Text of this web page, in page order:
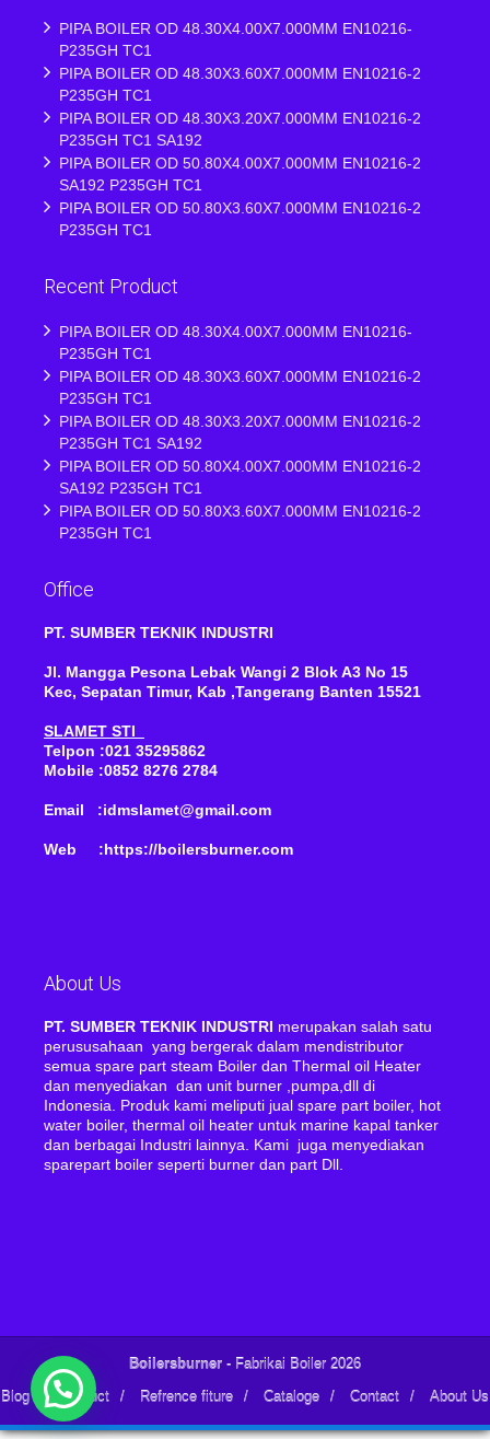
PIPA BOILER OD 48.30X4.00X7.000MM EN10216-
P235GH TC1
PIPA BOILER OD 48.30X3.60X7.000MM EN10216-2
P235GH TC1
PIPA BOILER OD 48.30X3.20X7.000MM EN10216-2
P235GH TC1 SA192
PIPA BOILER OD 50.80X4.00X7.000MM EN10216-2
SA192 P235GH TC1
PIPA BOILER OD 50.80X3.60X7.000MM EN10216-2
P235GH TC1
Recent Product
PIPA BOILER OD 48.30X4.00X7.000MM EN10216-
P235GH TC1
PIPA BOILER OD 48.30X3.60X7.000MM EN10216-2
P235GH TC1
PIPA BOILER OD 48.30X3.20X7.000MM EN10216-2
P235GH TC1 SA192
PIPA BOILER OD 50.80X4.00X7.000MM EN10216-2
SA192 P235GH TC1
PIPA BOILER OD 50.80X3.60X7.000MM EN10216-2
P235GH TC1
Office
PT. SUMBER TEKNIK INDUSTRI
Jl. Mangga Pesona Lebak Wangi 2 Blok A3 No 15
Kec, Sepatan Timur, Kab ,Tangerang Banten 15521
SLAMET STI
Telpon :021 35295862
Mobile :0852 8276 2784
Email :idmslamet@gmail.com
Web :https://boilersburner.com
About Us
PT. SUMBER TEKNIK INDUSTRI merupakan salah satu
perususahaan yang bergerak dalam mendistributor
semua spare part steam Boiler dan Thermal oil Heater
dan menyediakan dan unit burner ,pumpa,dll di
Indonesia. Produk kami meliputi jual spare part boiler, hot
water boiler, thermal oil heater untuk marine kapal tanker
dan berbagai Industri lainnya. Kami juga menyediakan
sparepart boiler seperti burner dan part Dll.
Boilersburner - Fabrikai Boiler 2026
Blog
/ Product / Refrence fiture / Cataloge / Contact / About Us